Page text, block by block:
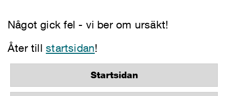
Något gick fel - vi ber om ursäkt!
Åter tillstartsidan!
Startsidan